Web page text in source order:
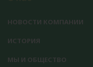
НОВОСТИ КОМПАНИИ
ИСТОРИЯ
МЫ И ОБЩЕСТВО